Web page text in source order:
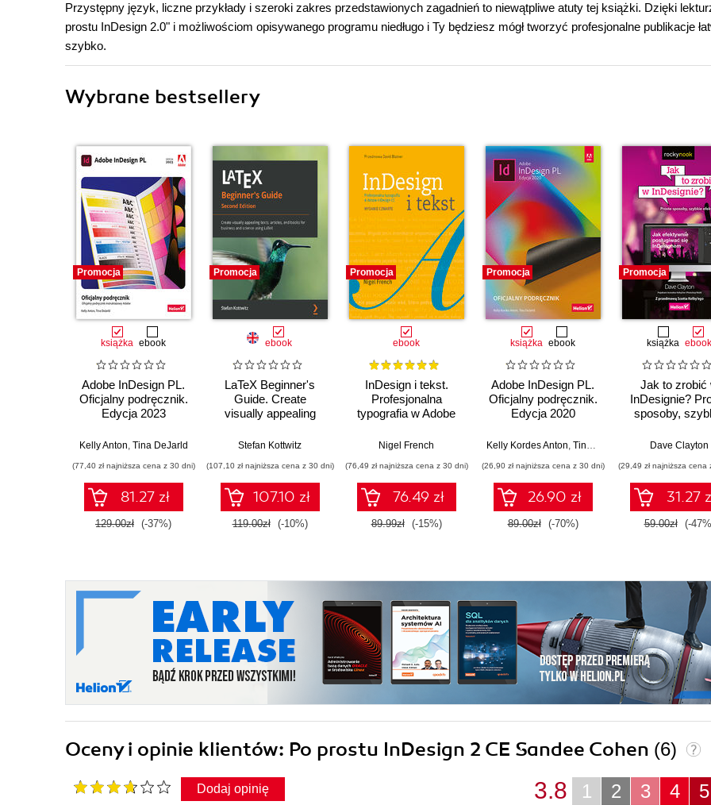
Przystępny język, liczne przykłady i szeroki zakres przedstawionych zagadnień to niewątpliwe atuty tej książki. Dzięki
prostu InDesign 2.0" i możliwościom opisywanego programu niedługo i Ty będziesz mógł tworzyć profesjonalne publikacje
szybko.
Wybrane bestsellery
Promocja
książka ebook
Adobe InDesign PL.
Oficjalny podręcznik.
Edycja 2023
Kelly Anton, Tina DeJarld
(77,40 zł najniższa cena z 30 dni)
81.27 zł
129.00zł (-37%)
Promocja
ebook
LaTeX Beginner's
Guide. Create
visually appealing
books for business
LaTeX - Second
Edition
Stefan Kottwitz
(107,10 zł najniższa cena z 30 dni)
107.10 zł
119.00zł (-10%)
Promocja
ebook
InDesign i tekst.
Profesjonalna
typografia w Adobe
Nigel French
(76,49 zł najniższa cena z 30 dni)
76.49 zł
89.99zł (-15%)
Promocja
książka ebook
Adobe InDesign PL.
Oficjalny podręcznik.
Edycja 2020
Kelly Kordes Anton, Tina DeJarld
(26,90 zł najniższa cena z 30 dni)
26.90 zł
89.00zł (-70%)
Promocja
książka ebook
Jak to zrobić
InDesignie?
sposoby,
Dave Clayton
(29,49 zł najniższa cena
31.27
59.00zł (-
Oceny i opinie klientów: Po prostu InDesign 2 CE Sandee Cohen (6)
Dodaj opinię 5
4
3
2
1
3.8